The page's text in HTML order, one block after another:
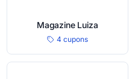
Magazine Luiza
4 cupons